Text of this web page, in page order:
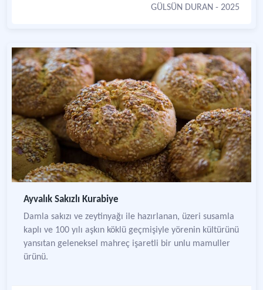
GÜLSÜN DURAN - 2025
Ayvalık Sakızlı Kurabiye
Damla sakızı ve zeytinyağı ile hazırlanan, üzeri susamla
kaplı ve 100 yılı aşkın köklü geçmişiyle yörenin kültürünü
yansıtan geleneksel mahreç işaretli bir unlu mamuller
ürünü.